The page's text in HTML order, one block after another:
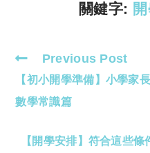
關鍵字:
Read
more
articles
Previous Post
【初小開學準備】小學家
數學常識篇
【開學安排】符合這些